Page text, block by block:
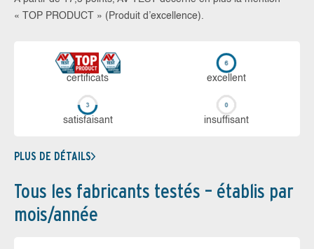
« TOP PRODUCT » (Produit d’excellence).
certi­ficats ex­cellent
sa­tis­fai­sant in­suf­fi­sant
PLUS DE DÉTAILS
Tous les fabricants testés – établis par
mois/année